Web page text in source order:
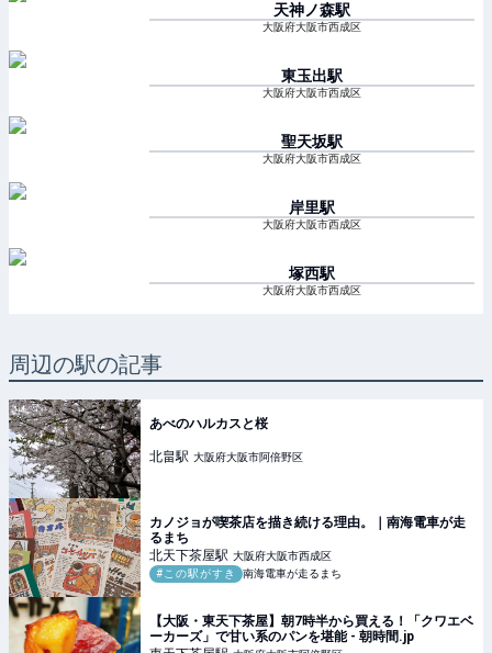
天神ノ森駅
大阪府大阪市西成区
東玉出駅
大阪府大阪市西成区
聖天坂駅
大阪府大阪市西成区
岸里駅
大阪府大阪市西成区
塚西駅
大阪府大阪市西成区
周辺の駅の記事
あべのハルカスと桜
北畠駅 大阪府大阪市阿倍野区
カノジョが喫茶店を描き続ける理由。｜南海電車が走
るまち
北天下茶屋駅 大阪府大阪市西成区
#この駅がすき
南海電車が走るまち
【大阪・東天下茶屋】朝7時半から買える！「クワエベ
ーカーズ」で甘い系のパンを堪能 - 朝時間.jp